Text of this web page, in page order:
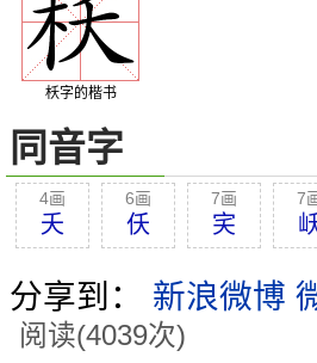
枖字的楷书
同音字
4画
夭
6画
仸
7画
宎
7
分享到： 新浪微博
阅读(4039次)